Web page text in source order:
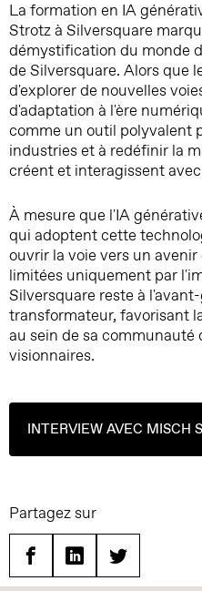
La formation en IA
Strotz à Silversquare
démystification du monde
de Silversquare. Alors que
d'explorer de nouvelles
d'adaptation à l'ère
comme un outil polyvalent
industries et à redéfinir la
créent et interagissent
À mesure que l'IA
qui adoptent cette
ouvrir la voie vers un
limitées uniquement par
Silversquare reste à
transformateur, favorisant
au sein de sa
visionnaires.
INTERVIEW AVEC MISCH
Partagez sur
FacebookLinkedinTwitter